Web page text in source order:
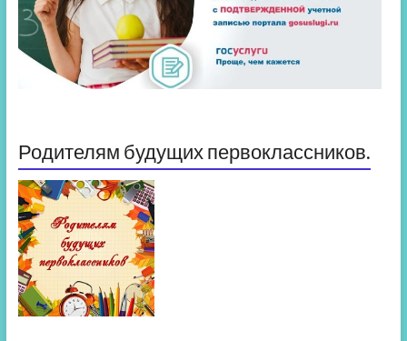
Родителям будущих первоклассников.